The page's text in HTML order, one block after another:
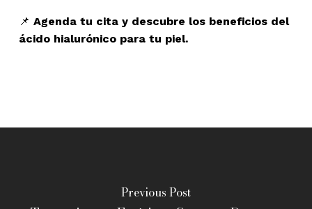
📌 Agenda tu cita y descubre los beneficios del
ácido hialurónico para tu piel.
Previous Post